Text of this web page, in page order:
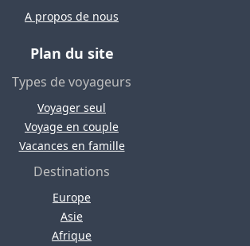
A propos de nous
Plan du site
Types de voyageurs
Voyager seul
Voyage en couple
Vacances en famille
Destinations
Europe
Asie
Afrique